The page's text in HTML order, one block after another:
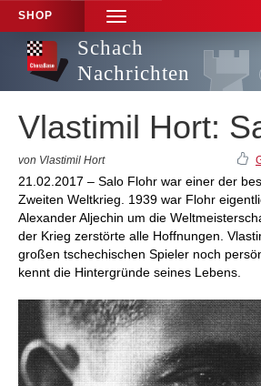
SHOP
TOGGLE
NAVIGATION
Schach
Nachrichten
Vlastimil Hort:
von Vlastimil Hort
21.02.2017 – Salo Flohr war einer der
Zweiten Weltkrieg. 1939 war Flohr
Alexander Aljechin um die
der Krieg zerstörte alle Hoffnungen.
großen tschechischen Spieler noch
kennt die Hintergründe seines Lebens.